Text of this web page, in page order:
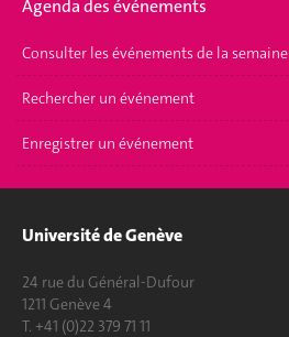
Agenda des événements
Consulter les événements de la semaine
Rechercher un événement
Enregistrer un événement
Université de Genève
24 rue du Général-Dufour
1211 Genève 4
T. +41 (0)22 379 71 11